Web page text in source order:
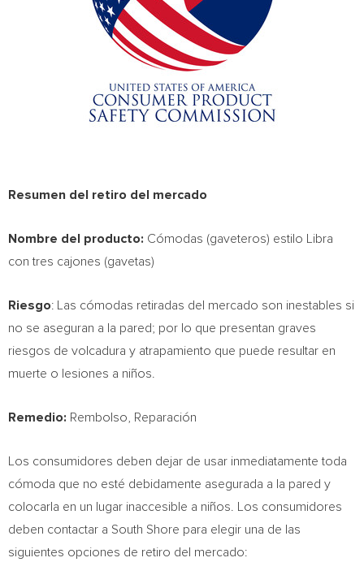
Resumen del retiro del mercado
Nombre del producto: Cómodas (gaveteros) estilo Libra
con tres cajones (gavetas)
Riesgo: Las cómodas retiradas del mercado son inestables si
no se aseguran a la pared; por lo que presentan graves
riesgos de volcadura y atrapamiento que puede resultar en
muerte o lesiones a niños.
Remedio: Rembolso, Reparación
Los consumidores deben dejar de usar inmediatamente toda
cómoda que no esté debidamente asegurada a la pared y
colocarla en un lugar inaccesible a niños. Los consumidores
deben contactar a South Shore para elegir una de las
siguientes opciones de retiro del mercado: